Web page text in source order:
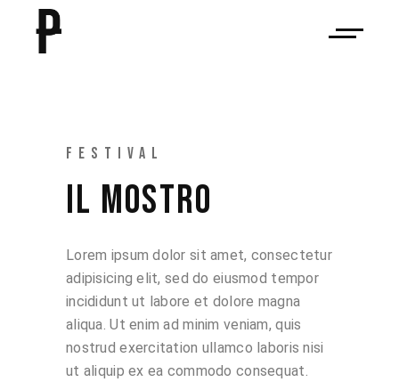
FESTIVAL
IL MOSTRO
Lorem ipsum dolor sit amet, consectetur
adipisicing elit, sed do eiusmod tempor
incididunt ut labore et dolore magna
aliqua. Ut enim ad minim veniam, quis
nostrud exercitation ullamco laboris nisi
ut aliquip ex ea commodo consequat.